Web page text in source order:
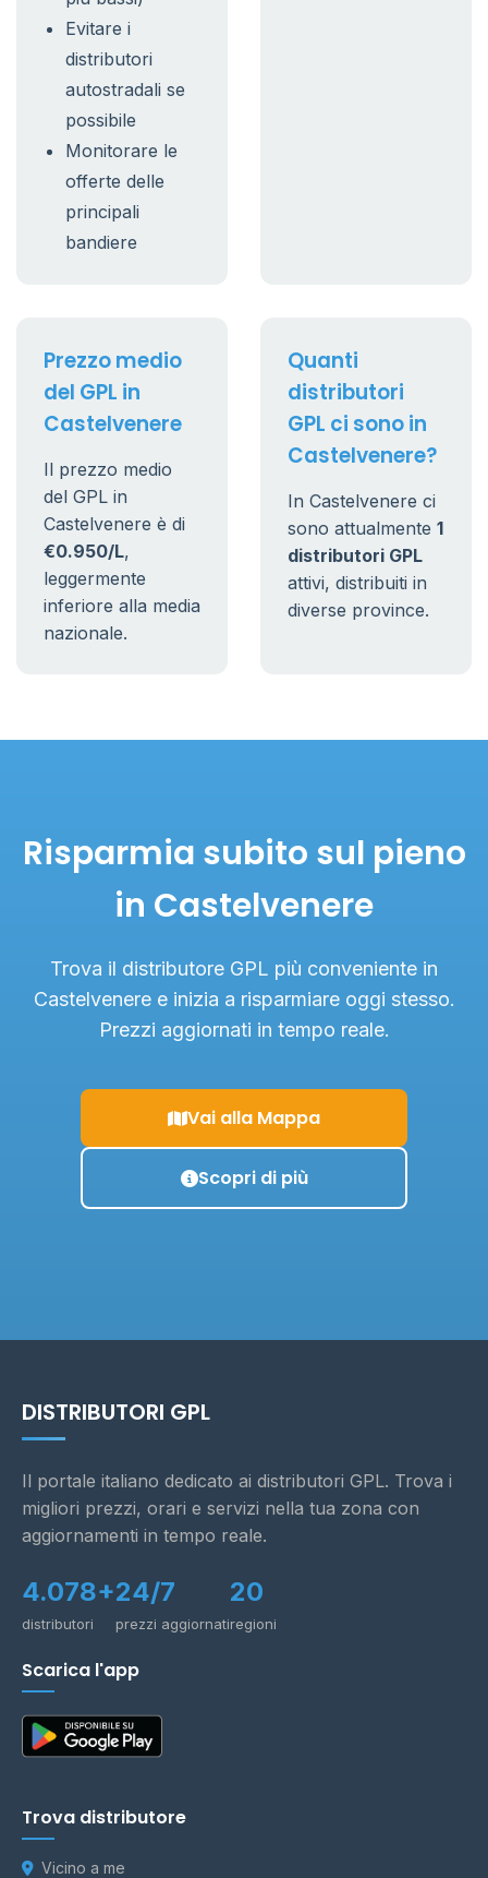
Evitare i
distributori
autostradali se
possibile
Monitorare le
offerte delle
principali
bandiere
Prezzo medio
del GPL in
Castelvenere
Il prezzo medio
del GPL in
Castelvenere è di
€0.950/L,
leggermente
inferiore alla media
nazionale.
Quanti
distributori
GPL ci sono in
Castelvenere?
In Castelvenere ci
sono attualmente 1
distributori GPL
attivi, distribuiti in
diverse province.
Risparmia subito sul pieno
in Castelvenere
Trova il distributore GPL più conveniente in
Castelvenere e inizia a risparmiare oggi stesso.
Prezzi aggiornati in tempo reale.
Vai alla Mappa
Scopri di più
DISTRIBUTORI GPL
Il portale italiano dedicato ai distributori GPL. Trova i
migliori prezzi, orari e servizi nella tua zona con
aggiornamenti in tempo reale.
4.078+
distributori
24/7
prezzi aggiornati
20
regioni
Scarica l'app
Trova distributore
Vicino a me